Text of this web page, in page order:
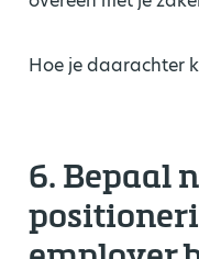
Hoe je daarachter
6. Bepaal